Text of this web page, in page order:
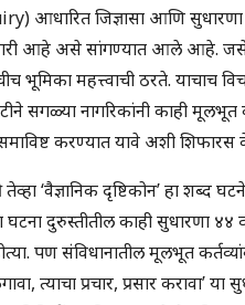
आधारित जिज्ञासा आणि सुधारणा
आहे असे सांगण्यात आले आहे. जसे
भूमिका महत्त्वाची ठरते. याचाच
सगळ्या नागरिकांनी काही
करण्यात यावे अशी शिफारस
‘वैज्ञानिक दृष्टिकोन’ हा शब्द
दुरुस्तीतील काही सुधारणा ४४
पण संविधानातील मूलभूत
त्याचा प्रचार, प्रसार करावा’